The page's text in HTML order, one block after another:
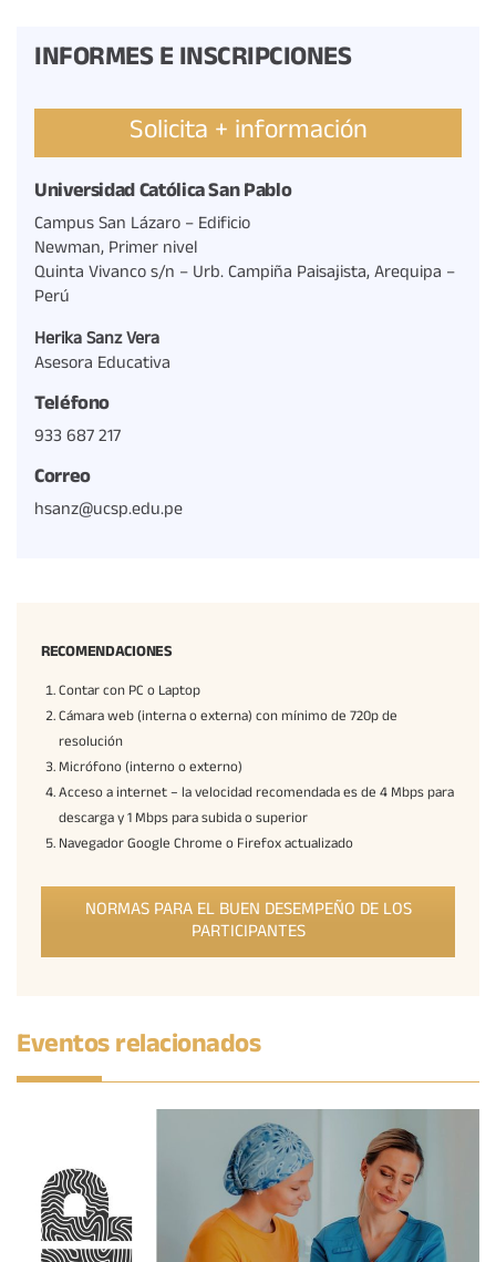
INFORMES E INSCRIPCIONES
Solicita + información
Universidad Católica San Pablo
Campus San Lázaro – Edificio
Newman, Primer nivel
Quinta Vivanco s/n – Urb. Campiña Paisajista, Arequipa –
Perú
Herika Sanz Vera
Asesora Educativa
Teléfono
933 687 217
Correo
hsanz@ucsp.edu.pe
RECOMENDACIONES
Contar con PC o Laptop
Cámara web (interna o externa) con mínimo de 720p de
resolución
Micrófono (interno o externo)
Acceso a internet – la velocidad recomendada es de 4 Mbps para
descarga y 1 Mbps para subida o superior
Navegador Google Chrome o Firefox actualizado
NORMAS PARA EL BUEN DESEMPEÑO DE LOS
PARTICIPANTES
Eventos relacionados